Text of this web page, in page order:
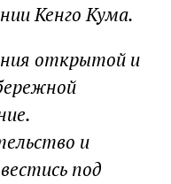
Кенго Кума.
открытой и
и
под